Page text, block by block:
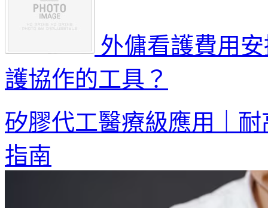
外傭看護費用
護協作的工具？
矽膠代工醫療級應用｜
指南